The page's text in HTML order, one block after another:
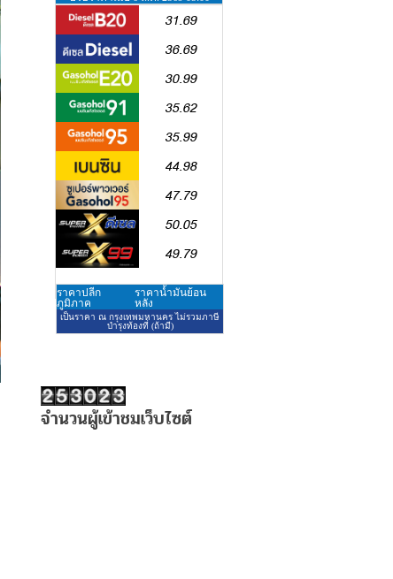
จำนวนผู้เข้าชมเว็บไซต์